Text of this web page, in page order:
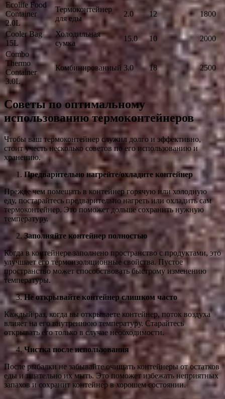
Ecolife Food
Container
2.0L
Термоконтейнер
для еды
2.0 12 1800
Cooler Bag
15L
Холодильная
сумка
15.0 10
2000
Combo
Thermo
Container
3.0L
Комбинированный 3.0 18 2500
Советы по оптимальному
использованию термоконтейнеров
Чтобы ваш термоконтейнер служил долго и эффективно,
стоит учесть несколько советов по его использованию и
хранению.
Предварительно нагрейте/охладите контейнер
Прежде чем помещать в контейнер горячую или холодную
еду, постарайтесь предварительно нагреть или охладить сам
термоконтейнер. Это поможет дольше сохранить нужную
температуру.
Заполняйте контейнер полностью
Когда в контейнере заполнено пространство с продуктами, это
улучшает его термоизоляционные свойства. Пустое
пространство может способствовать быстрому изменению
температуры.
Не открывайте контейнер слишком часто
Каждый раз, когда вы открываете контейнер, поток воздуха
влияет на его внутреннюю температуру. Старайтесь
открывать его только в случае необходимости.
Чистка после использования
После рыбалки не забывайте очищать контейнеры от остатков
еды и тщательно их мыть. Это поможет избежать неприятных
запахов и сохранит контейнер в хорошем состоянии.